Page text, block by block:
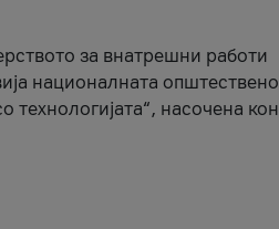
за внатрешни работи
националната општествено
насочена кон